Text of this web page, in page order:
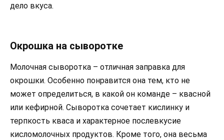
дело вкуса.
Окрошка на сыворотке
Молочная сыворотка – отличная заправка для
окрошки. Особенно понравится она тем, кто не
может определиться, в какой он команде – квасной
или кефирной. Сыворотка сочетает кислинку и
терпкость кваса и характерное послевкусие
кисломолочных продуктов. Кроме того, она весьма